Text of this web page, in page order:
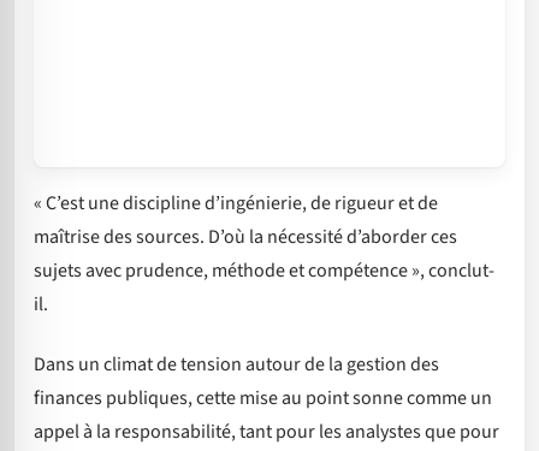
« C’est une discipline d’ingénierie, de rigueur et de
maîtrise des sources. D’où la nécessité d’aborder ces
sujets avec prudence, méthode et compétence », conclut-
il.
Dans un climat de tension autour de la gestion des
finances publiques, cette mise au point sonne comme un
appel à la responsabilité, tant pour les analystes que pour